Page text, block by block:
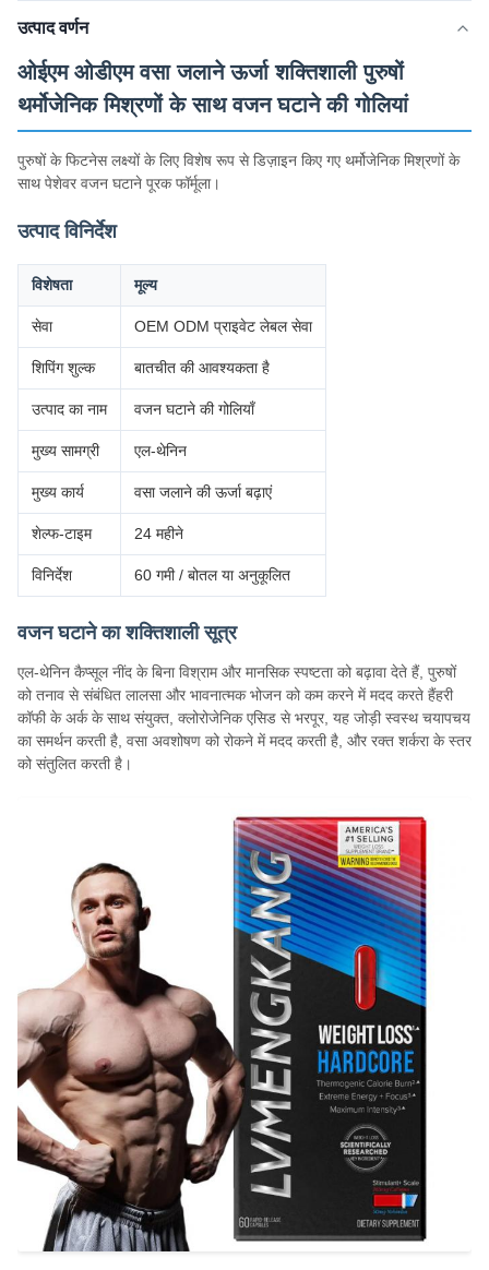
उत्पाद वर्णन
ओईएम ओडीएम वसा जलाने ऊर्जा शक्तिशाली पुरुषों
थर्मोजेनिक मिश्रणों के साथ वजन घटाने की गोलियां
पुरुषों के फिटनेस लक्ष्यों के लिए विशेष रूप से डिज़ाइन किए गए थर्मोजेनिक मिश्रणों के
साथ पेशेवर वजन घटाने पूरक फॉर्मूला।
उत्पाद विनिर्देश
विशेषता मूल्य
सेवा OEM ODM प्राइवेट लेबल सेवा
शिपिंग शुल्क बातचीत की आवश्यकता है
उत्पाद का नाम वजन घटाने की गोलियाँ
मुख्य सामग्री एल-थेनिन
मुख्य कार्य वसा जलाने की ऊर्जा बढ़ाएं
शेल्फ-टाइम 24 महीने
विनिर्देश 60 गमी / बोतल या अनुकूलित
वजन घटाने का शक्तिशाली सूत्र
एल-थेनिन कैप्सूल नींद के बिना विश्राम और मानसिक स्पष्टता को बढ़ावा देते हैं, पुरुषों
को तनाव से संबंधित लालसा और भावनात्मक भोजन को कम करने में मदद करते हैंहरी
कॉफी के अर्क के साथ संयुक्त, क्लोरोजेनिक एसिड से भरपूर, यह जोड़ी स्वस्थ चयापचय
का समर्थन करती है, वसा अवशोषण को रोकने में मदद करती है, और रक्त शर्करा के स्तर
को संतुलित करती है।